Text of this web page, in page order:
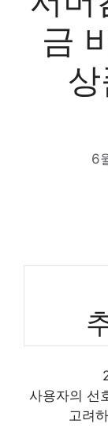
금
6
사용자의 선
고려